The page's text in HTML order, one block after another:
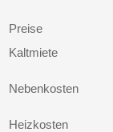
Preise
Kaltmiete
Nebenkosten
Heizkosten